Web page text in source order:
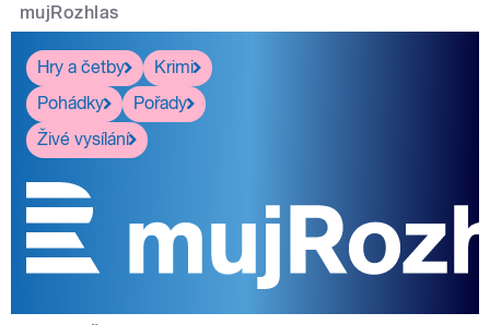
mujRozhlas
Hry a četby
Krimi
Pohádky
Pořady
Živé vysílání